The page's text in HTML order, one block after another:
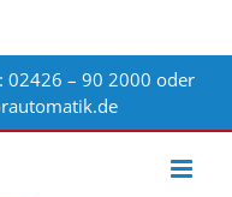
02426 – 90 2000 oder